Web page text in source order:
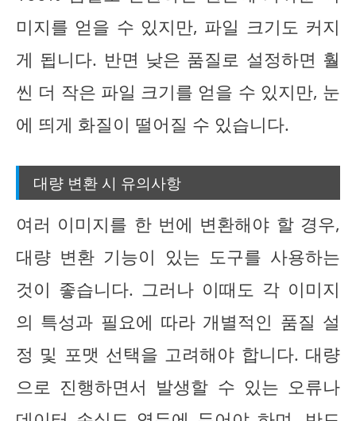
미지를 얻을 수 있지만, 파일 크기도 커지
게 됩니다. 반면 낮은 품질로 설정하면 훨
씬 더 작은 파일 크기를 얻을 수 있지만, 눈
에 띄게 화질이 떨어질 수 있습니다.
대량 변환 시 유의사항
여러 이미지를 한 번에 변환해야 할 경우,
대량 변환 기능이 있는 도구를 사용하는
것이 좋습니다. 그러나 이때도 각 이미지
의 특성과 필요에 따라 개별적인 품질 설
정 및 포맷 선택을 고려해야 합니다. 대량
으로 진행하면서 발생할 수 있는 오류나